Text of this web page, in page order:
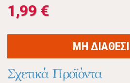
1,99 €
ΜΗ
Σχετικά Προϊόντα